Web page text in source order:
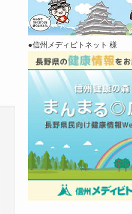
●信州メディビトネット 様